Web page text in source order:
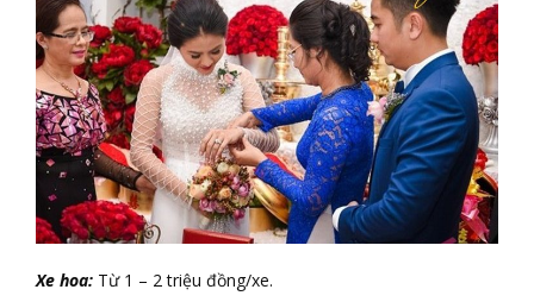
Xe hoa: Từ 1 – 2 triệu đồng/xe.